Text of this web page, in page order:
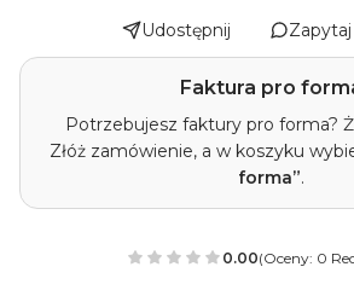
Udostępnij
Faktura pro
Potrzebujesz faktury pro forma?
Złóż zamówienie, a w koszyku
forma”.
0.00(Oceny: 0